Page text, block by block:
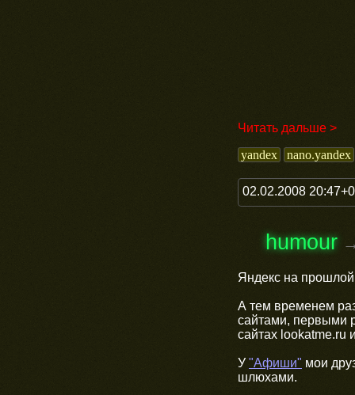
Читать дальше >
yandex
nano.yandex
02.02.2008
humour
Яндекс на
А тем временем
сайтами, первыми
сайтах lookatme.ru
У "Афиши" мои
шлюхами.